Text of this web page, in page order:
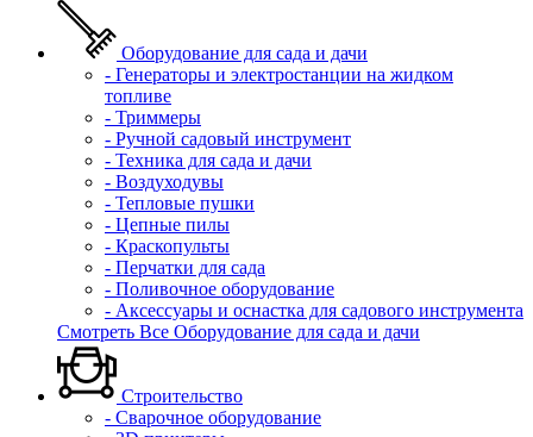
Оборудование для сада и дачи
- Генераторы и электростанции на жидком
топливе
- Триммеры
- Ручной садовый инструмент
- Техника для сада и дачи
- Воздуходувы
- Тепловые пушки
- Цепные пилы
- Краскопульты
- Перчатки для сада
- Поливочное оборудование
- Аксессуары и оснастка для садового инструмента
Смотреть Все Оборудование для сада и дачи
Строительство
- Сварочное оборудование